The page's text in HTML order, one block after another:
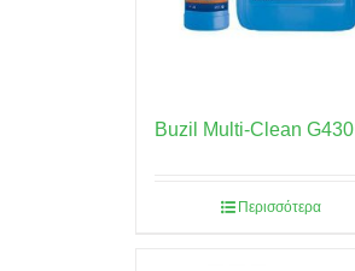
Buzil Multi-Clean G430
Περισσότερα